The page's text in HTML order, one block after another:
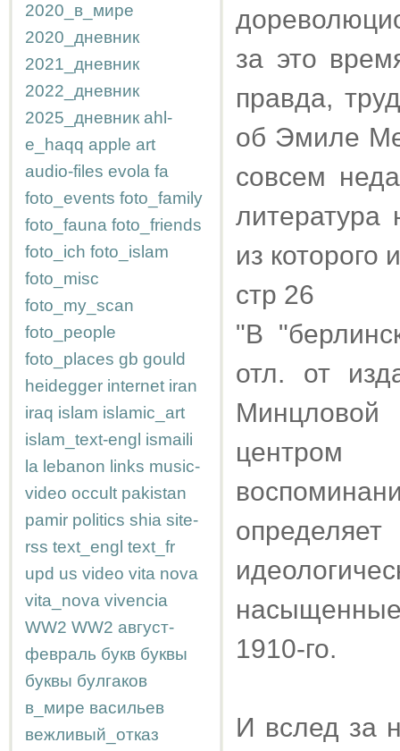
2020_в_мире
2020_дневник
2021_дневник
2022_дневник
2025_дневник ahl-
e_haqq apple art
audio-files evola fa
foto_events foto_family
foto_fauna foto_friends
foto_ich foto_islam
foto_misc
foto_my_scan
foto_people
foto_places gb gould
heidegger internet iran
iraq islam islamic_art
islam_text-engl ismaili
la lebanon links music-
video occult pakistan
pamir politics shia site-
rss text_engl text_fr
upd us video vita nova
vita_nova vivencia
WW2 WW2 август-
февраль букв буквы
буквы булгаков
в_мире васильев
вежливый_отказ
за это
правда,
об Эмиле
совсем
литература
из которого
стр 26
"В
отл. от
Минцловой
центром
1910-го.
И вслед за